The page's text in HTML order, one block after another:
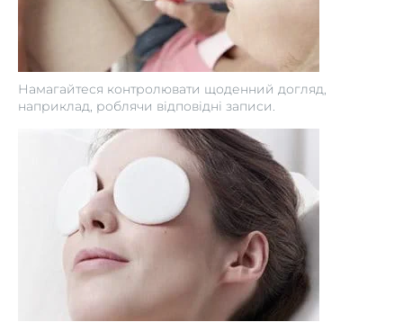
Намагайтеся контролювати щоденний догляд,
наприклад, роблячи відповідні записи.